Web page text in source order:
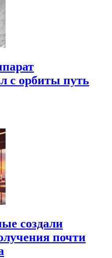
с орбиты путь
создали
почти